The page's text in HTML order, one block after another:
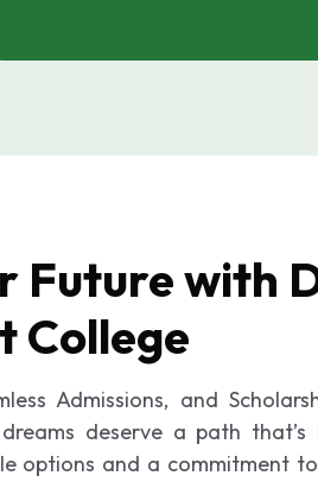
Future with
College
Admissions, and
deserve a path that’s
options and a commitment